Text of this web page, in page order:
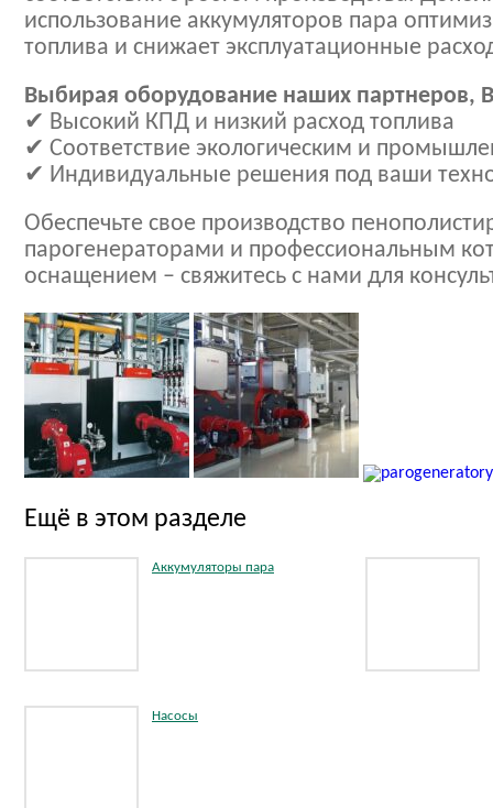
использование аккумуляторов пара
топлива и снижает эксплуатационные
Выбирая оборудование наших партнеров,
✔ Высокий КПД и низкий расход топлива
✔ Соответствие экологическим и
✔ Индивидуальные решения под ваши
Обеспечьте свое производство
парогенераторами и профессиональным
оснащением – свяжитесь с нами для
Ещё в этом разделе
Аккумуляторы пара
Насосы